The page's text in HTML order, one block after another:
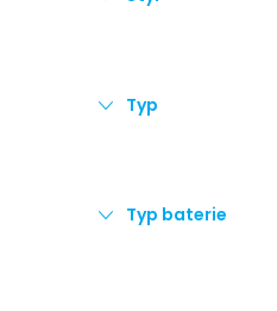
Typ
Typ baterie